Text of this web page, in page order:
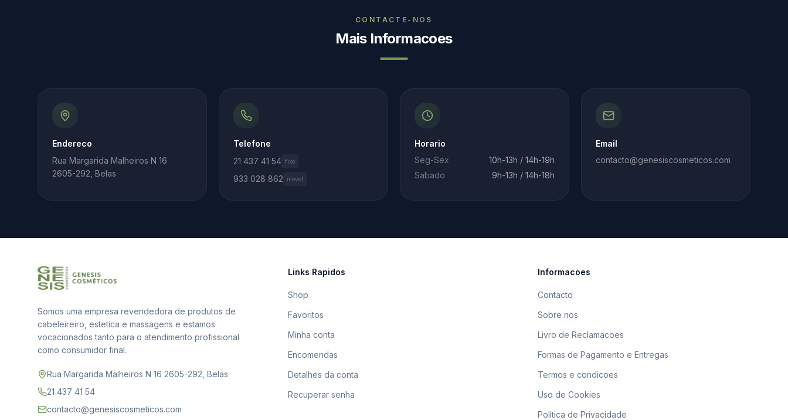
CONTACTE-NOS
Mais Informacoes
Endereco
Rua Margarida Malheiros N 16
2605-292, Belas
Telefone
21 437 41 54 fixo
933 028 862 movel
Horario
Seg-Sex
10h-13h / 14h-19h
Sabado
9h-13h / 14h-18h
Email
contacto@genesiscosmeticos.com
Somos uma empresa revendedora de produtos de
cabeleireiro, estetica e massagens e estamos
vocacionados tanto para o atendimento profissional
como consumidor final.
Rua Margarida Malheiros N 16 2605-292, Belas
21 437 41 54
contacto@genesiscosmeticos.com
Links Rapidos
Shop
Favoritos
Minha conta
Encomendas
Detalhes da conta
Recuperar senha
Informacoes
Contacto
Sobre nos
Livro de Reclamacoes
Formas de Pagamento e Entregas
Termos e condicoes
Uso de Cookies
Politica de Privacidade